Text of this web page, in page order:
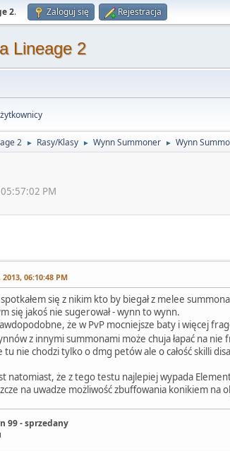
2. Zaloguj się Rejestracja
Lineage 2
2 ► Rasy/Klasy ► Wynn Summoner ► Wynn
PM
06:10:48 PM
się z nikim kto by biegał z melee
się jakoś nie sugerował - wynn to wynn.
że w PvP mocniejsze baty i więcej
z innymi summonami może chuja łapać na nie
tu nie chodzi tylko o dmg petów ale o całość skilli
natomiast, że z tego testu najlepiej wypada
na uwadze możliwość zbuffowania konikiem na
99 - sprzedany